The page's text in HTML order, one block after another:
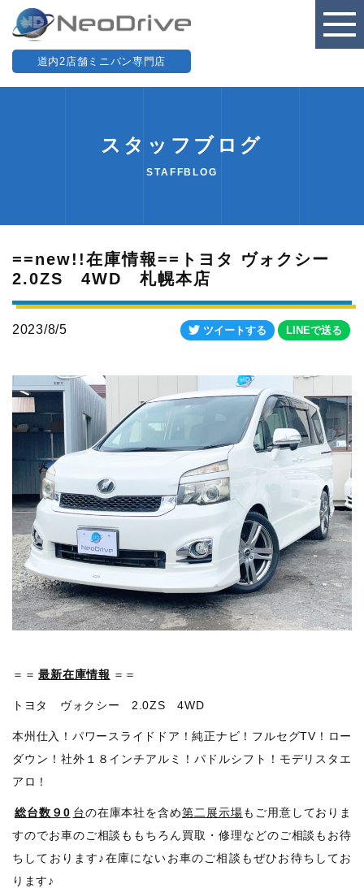
道内2店舗ミニバン専門店
スタッフブログ
STAFFBLOG
==new!!在庫情報==トヨタ ヴォクシー
2.0ZS 4WD 札幌本店
2023/8/5 ツイートする LINEで送る
＝＝ 最新在庫情報 ＝＝
トヨタ ヴォクシー 2.0ZS 4WD
本州仕入！パワースライドドア！純正ナビ！フルセグTV！ロー
ダウン！社外１８インチアルミ！パドルシフト！モデリスタエ
アロ！
総台数９0 台の在庫本社を含め第二展示場もご用意しておりま
すのでお車のご相談ももちろん買取・修理などのご相談もお待
ちしております♪在庫にないお車のご相談もぜひお待ちしてお
ります♪